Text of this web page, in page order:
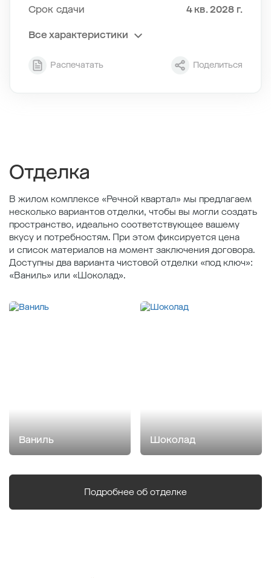
Срок сдачи
4 кв. 2028 г.
Все характеристики
Секция
3
Распечатать Поделиться
Отделка
В жилом комплексе «Речной квартал» мы предлагаем
несколько вариантов отделки, чтобы вы могли создать
пространство, идеально соответствующее вашему
вкусу и потребностям. При этом фиксируется цена
и список материалов на момент заключения договора.
Доступны два варианта чистовой отделки «под ключ»:
«Ваниль» или «Шоколад».
Ваниль Шоколад
Подробнее об отделке